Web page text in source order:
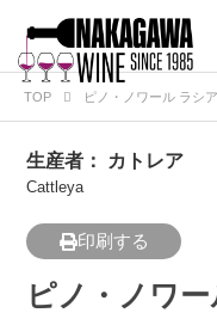
TOP ピノ・ノワール ラシ
生産者： カトレア
Cattleya
印刷する
ピノ・ノワ